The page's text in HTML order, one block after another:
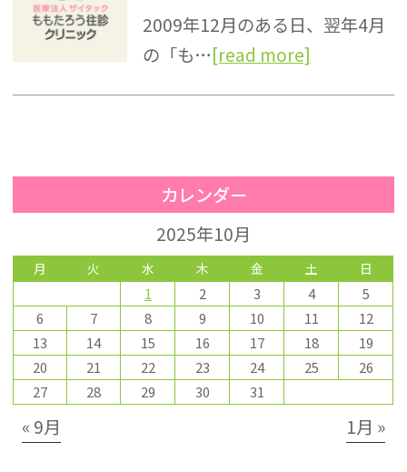
2009年12月のある日、翌年4月
の「も…[read more]
カレンダー
2025年10月
月 火 水 木 金 土 日
1 2 3 4
5
6
7 8 9 10 11
12
13
14 15 16 17 18
19
20
21 22 23 24 25
26
27
28 29 30 31
« 9月 1月 »